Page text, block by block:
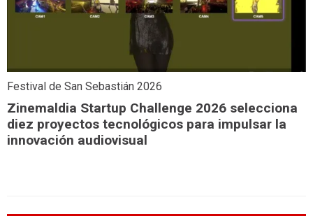
Festival de San Sebastián 2026
Zinemaldia Startup Challenge 2026 selecciona
diez proyectos tecnológicos para impulsar la
innovación audiovisual